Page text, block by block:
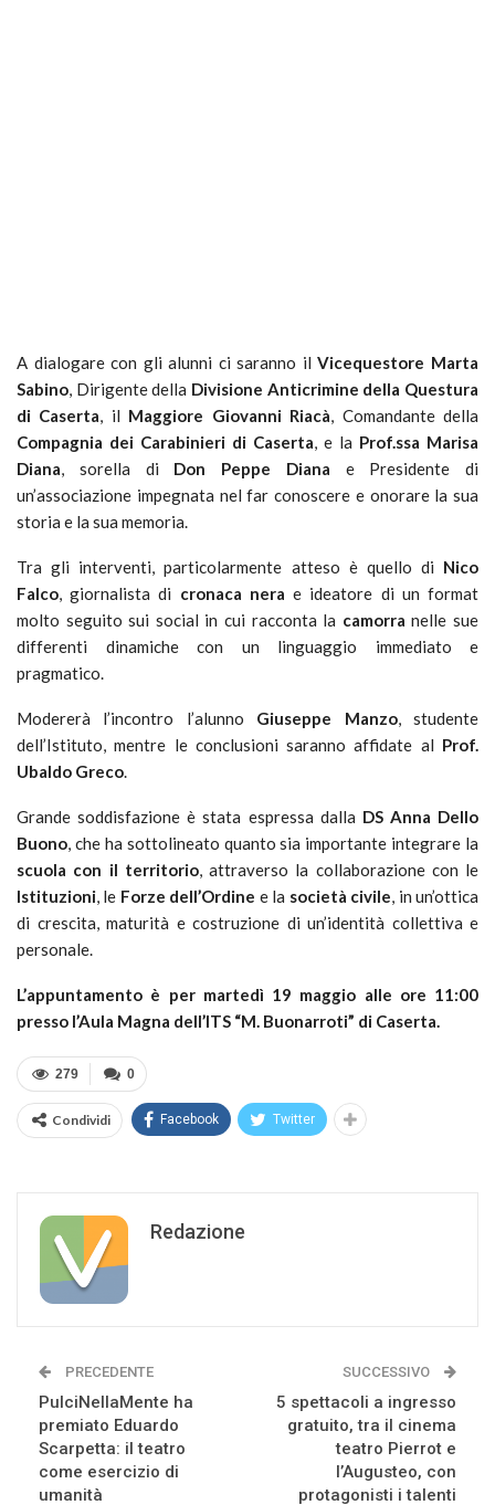
A dialogare con gli alunni ci saranno ilVicequestore Marta
Sabino, Dirigente della Divisione Anticrimine della Questura
di Caserta, il Maggiore Giovanni Riacà, Comandante della
Compagnia dei Carabinieri di Caserta, e la Prof.ssa Marisa
Diana, sorella di Don Peppe Diana e Presidente di
un’associazione impegnata nel far conoscere e onorare la sua
storia e la sua memoria.
Tra gli interventi, particolarmente atteso è quello di Nico
Falco, giornalista di cronaca nera e ideatore di un format
molto seguito sui social in cui racconta la camorra nelle sue
differenti dinamiche con un linguaggio immediato e
pragmatico.
Modererà l’incontro l’alunno Giuseppe Manzo, studente
dell’Istituto, mentre le conclusioni saranno affidate al Prof.
Ubaldo Greco.
Grande soddisfazione è stata espressa dalla DS Anna Dello
Buono, che ha sottolineato quanto sia importante integrare la
scuola con il territorio, attraverso la collaborazione con le
Istituzioni, le Forze dell’Ordine e la società civile, in un’ottica
di crescita, maturità e costruzione di un’identità collettiva e
personale.
L’appuntamento è per martedì 19 maggio alle ore 11:00
presso l’Aula Magna dell’ITS “M. Buonarroti” di Caserta.
0
279
Condividi Facebook Twitter
Redazione
PRECEDENTE
PulciNellaMente ha
premiato Eduardo
Scarpetta: il teatro
come esercizio di
umanità
SUCCESSIVO
5 spettacoli a ingresso
gratuito, tra il cinema
teatro Pierrot e
l’Augusteo, con
protagonisti i talenti